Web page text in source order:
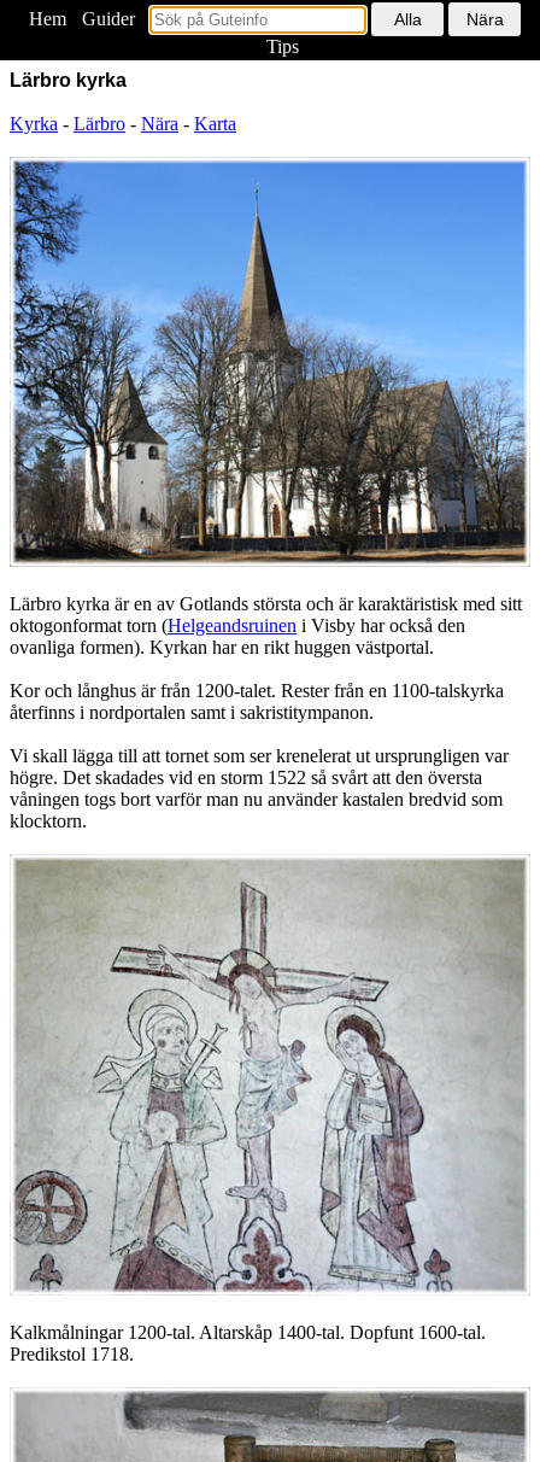
Hem
Guider
Tips
Lärbro kyrka
Kyrka - Lärbro - Nära - Karta
Lärbro kyrka är en av Gotlands största och är karaktäristisk med sitt
oktogonformat torn (Helgeandsruinen i Visby har också den
ovanliga formen). Kyrkan har en rikt huggen västportal.
Kor och långhus är från 1200-talet. Rester från en 1100-talskyrka
återfinns i nordportalen samt i sakristitympanon.
Vi skall lägga till att tornet som ser krenelerat ut ursprungligen var
högre. Det skadades vid en storm 1522 så svårt att den översta
våningen togs bort varför man nu använder kastalen bredvid som
klocktorn.
Kalkmålningar 1200-tal. Altarskåp 1400-tal. Dopfunt 1600-tal.
Predikstol 1718.